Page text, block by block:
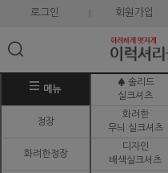
로그인 회원가입
메뉴
♠ 솔리드
실크셔츠
정장
화려한
무늬 실크셔츠
화려한정장
디자인
배색실크셔츠